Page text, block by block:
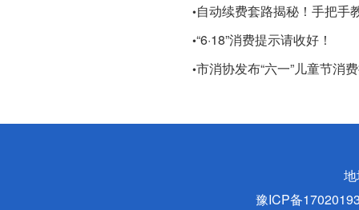
•自动续费套路揭秘！手把手
•“6·18”消费提示请收好！
•市消协发布“六一”儿童节消
豫ICP备